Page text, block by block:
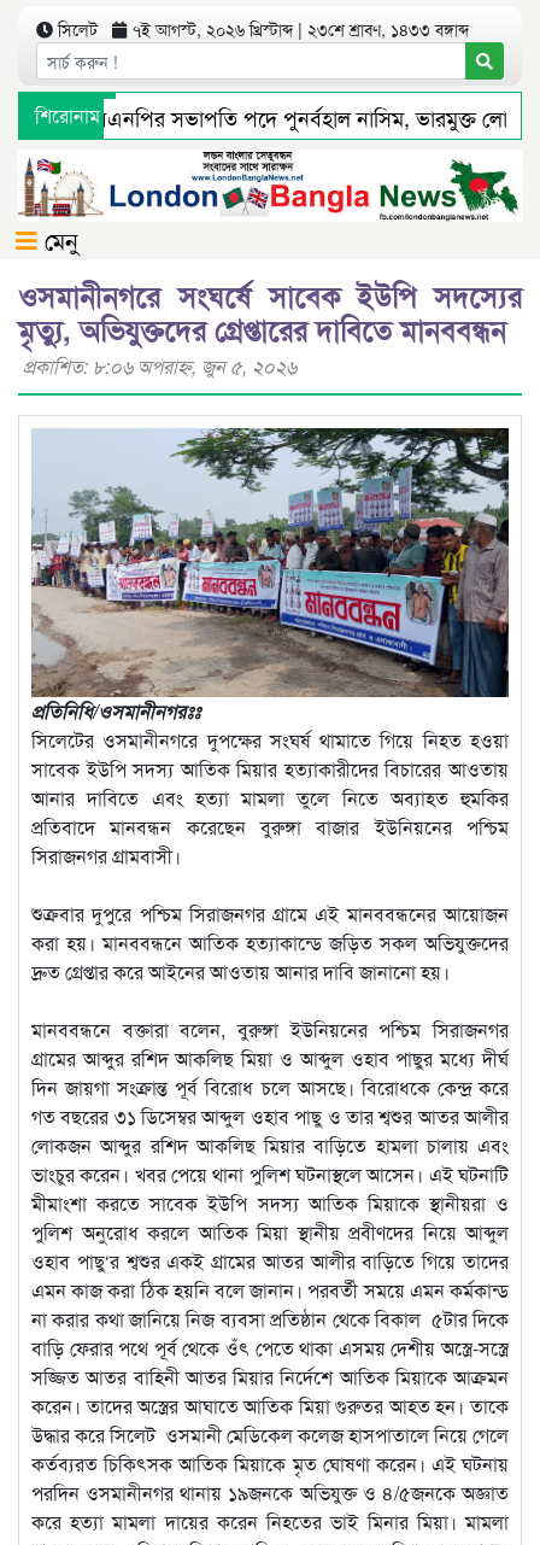
সিলেট ৭ই আগস্ট, ২০২৬ খ্রিস্টাব্দ | ২৩শে শ্রাবণ, ১৪৩৩ বঙ্গাব্দ
শিরোনামবিএনপির সভাপতি পদে পুনর্বহাল নাসিম, ভারমুক্ত লোদী
সংবাদ প্রকাশের পর সিলেট টিটিসির প্রতারক ড্রাইভার বিল্লাল
মেনু
ওসমানীনগরে সংঘর্ষে সাবেক ইউপি সদস্যের
মৃত্যু, অভিযুক্তদের গ্রেপ্তারের দাবিতে মানববন্ধন
প্রকাশিত: ৮:০৬ অপরাহ্ণ, জুন ৫, ২০২৬
প্রতিনিধি/ওসমানীনগরঃঃ
সিলেটের ওসমানীনগরে দুপক্ষের সংঘর্ষ থামাতে গিয়ে নিহত হওয়া
সাবেক ইউপি সদস্য আতিক মিয়ার হত্যাকারীদের বিচারের আওতায়
আনার দাবিতে এবং হত্যা মামলা তুলে নিতে অব্যাহত হুমকির
প্রতিবাদে মানবন্ধন করেছেন বুরুঙ্গা বাজার ইউনিয়নের পশ্চিম
সিরাজনগর গ্রামবাসী।
শুক্রবার দুপুরে পশ্চিম সিরাজনগর গ্রামে এই মানববন্ধনের আয়োজন
করা হয়। মানববন্ধনে আতিক হত্যাকান্ডে জড়িত সকল অভিযুক্তদের
দ্রুত গ্রেপ্তার করে আইনের আওতায় আনার দাবি জানানো হয়।
মানববন্ধনে বক্তারা বলেন, বুরুঙ্গা ইউনিয়নের পশ্চিম সিরাজনগর
গ্রামের আব্দুর রশিদ আকলিছ মিয়া ও আব্দুল ওহাব পাছুর মধ্যে দীর্ঘ
দিন জায়গা সংক্রান্ত পূর্ব বিরোধ চলে আসছে। বিরোধকে কেন্দ্র করে
গত বছরের ৩১ ডিসেম্বর আব্দুল ওহাব পাছু ও তার শ্বশুর আতর আলীর
লোকজন আব্দুর রশিদ আকলিছ মিয়ার বাড়িতে হামলা চালায় এবং
ভাংচুর করেন। খবর পেয়ে থানা পুলিশ ঘটনাস্থলে আসেন। এই ঘটনাটি
মীমাংশা করতে সাবেক ইউপি সদস্য আতিক মিয়াকে স্থানীয়রা ও
পুলিশ অনুরোধ করলে আতিক মিয়া স্থানীয় প্রবীণদের নিয়ে আব্দুল
ওহাব পাছু‘র শ্বশুর একই গ্রামের আতর আলীর বাড়িতে গিয়ে তাদের
এমন কাজ করা ঠিক হয়নি বলে জানান। পরবর্তী সময়ে এমন কর্মকান্ড
না করার কথা জানিয়ে নিজ ব্যবসা প্রতিষ্ঠান থেকে বিকাল ৫টার দিকে
বাড়ি ফেরার পথে পূর্ব থেকে ওঁৎ পেতে থাকা এসময় দেশীয় অস্ত্রে-সস্ত্রে
সজ্জিত আতর বাহিনী আতর মিয়ার নির্দেশে আতিক মিয়াকে আক্রমন
করেন। তাদের অস্ত্রের আঘাতে আতিক মিয়া গুরুতর আহত হন। তাকে
উদ্ধার করে সিলেট ওসমানী মেডিকেল কলেজ হাসপাতালে নিয়ে গেলে
কর্তব্যরত চিকিৎসক আতিক মিয়াকে মৃত ঘোষণা করেন। এই ঘটনায়
পরদিন ওসমানীনগর থানায় ১৯জনকে অভিযুক্ত ও ৪/৫জনকে অজ্ঞাত
করে হত্যা মামলা দায়ের করেন নিহতের ভাই মিনার মিয়া। মামলা